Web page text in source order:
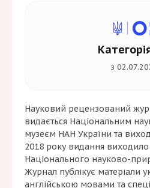
Науковий рецензований
видається Національним
музеєм НАН України та
2018 року видання
Національного науково-
Журнал публікує матеріали
англійською мовами та
з